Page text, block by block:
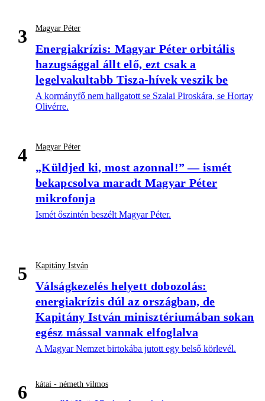
3 Magyar Péter
Energiakrízis: Magyar Péter orbitális
hazugsággal állt elő, ezt csak a
legelvakultabb Tisza-hívek veszik be
A kormányfő nem hallgatott se Szalai Piroskára, se Hortay
Olivérre.
4 Magyar Péter
„Küldjed ki, most azonnal!” — ismét
bekapcsolva maradt Magyar Péter
mikrofonja
Ismét őszintén beszélt Magyar Péter.
5 Kapitány István
Válságkezelés helyett dobozolás:
energiakrízis dúl az országban, de
Kapitány István minisztériumában sokan
egész mással vannak elfoglalva
A Magyar Nemzet birtokába jutott egy belső körlevél.
6 kátai - németh vilmos